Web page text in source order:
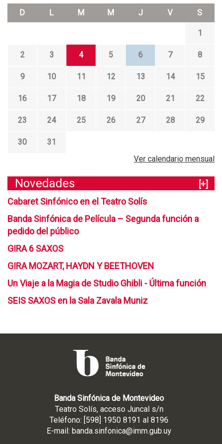
D L M M J V S
1
2 3 4 5 6 7 8
9 10 11 12 13 14 15
16 17 18 19 20 21 22
23 24 25 26 27 28 29
30
31
Ver calendario mensual
Novedades
[+]
Cabaret Sinfónico en el Teatro Solís
Banda Sinfónica de Película – Segunda función a
pedido del público
GIRA 6 SAXOS
GIRA MOZART, HAYDN Y BEETHOVEN
Un Viaje a la Magia de Studio Ghibli - Última función
SEIS SAXOS en la Sala Zavala Muniz
Banda Sinfónica de Montevideo
Teatro Solís, acceso Juncal s/n
Teléfono: [598] 1950 8191 al 8196
E-mail: banda.sinfonica@imm.gub.uy